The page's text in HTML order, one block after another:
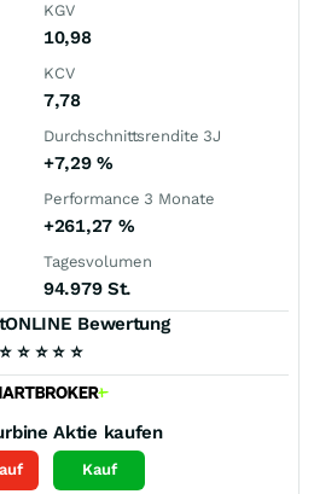
KGV
10,98
KCV
7,78
Durchschnittsrendite 3J
+7,29%
Performance 3 Monate
+261,27 %
Tagesvolumen
94.979 St.
Bewertung
⭐ ⭐ ⭐ ⭐ ⭐
Aktie kaufen
Kauf